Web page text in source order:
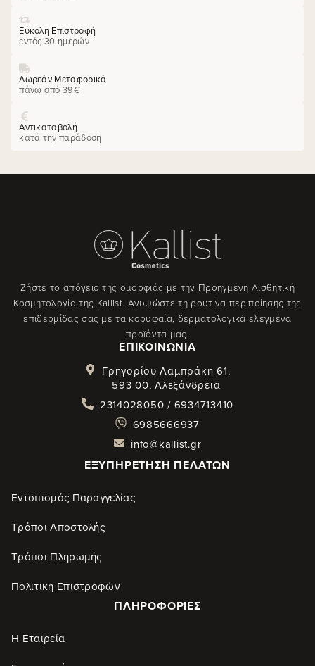
Εύκολη Επιστροφή
εντός 30 ημερών
Δωρεάν Μεταφορικά
πάνω από 39€
Αντικαταβολή
κατά την παράδοση
Ζήστε το απόγειο της ομορφιάς με την Προηγμένη Αισθητική
Κοσμητολογία της Kallist. Ανυψώστε τη ρουτίνα περιποίησης της
επιδερμίδας σας με τα κορυφαία, δερματολογικά ελεγμένα
προϊόντα μας.
ΕΠΙΚΟΙΝΩΝΊΑ
Γρηγορίου Λαμπράκη 61,
593 00, Αλεξάνδρεια
2314028050 / 6934713410
6985666937
info@kallist.gr
ΕΞΥΠΗΡΈΤΗΣΗ ΠΕΛΑΤΏΝ
Εντοπισμός Παραγγελίας
Τρόποι Αποστολής
Τρόποι Πληρωμής
Πολιτική Επιστροφών
ΠΛΗΡΟΦΟΡΊΕΣ
Η Εταιρεία